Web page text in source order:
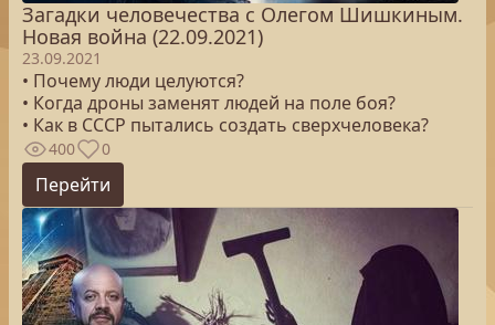
Загадки человечества с Олегом Шишкиным.
Новая война (22.09.2021)
23.09.2021
• Почему люди целуются?
• Когда дроны заменят людей на поле боя?
• Как в СССР пытались создать сверхчеловека?
400 0
Перейти